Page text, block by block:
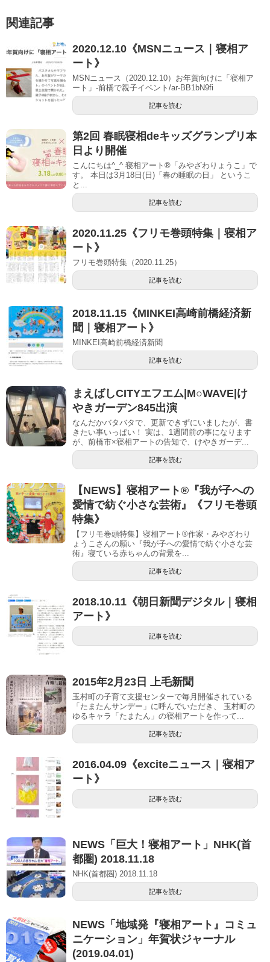
関連記事
2020.12.10《MSNニュース｜寝相ア
ート》
MSNニュース（2020.12.10）お年賀向けに「寝相ア
ート」-前橋で親子イベント/ar-BB1bN9fi
記事を読む
第2回 春眠寝相deキッズグランプリ本
日より開催
こんにちは^_^ 寝相アート®︎「みやざわりょうこ」で
す。 本日は3月18日(日)「春の睡眠の日」 というこ
と...
記事を読む
2020.11.25《フリモ巻頭特集｜寝相ア
ート》
フリモ巻頭特集（2020.11.25）
記事を読む
2018.11.15《MINKEI高崎前橋経済新
聞｜寝相アート》
MINKEI高崎前橋経済新聞
記事を読む
まえばしCITYエフエム|M○WAVE|け
やきガーデン845出演
なんだかバタバタで、更新できずにいましたが、書
きたい事いっぱい！ 実は、1週間前の事になります
が、前橋市×寝相アートの告知で、けやきガーデ...
記事を読む
【NEWS】寝相アート®︎『我が子への
愛情で紡ぐ小さな芸術』《フリモ巻頭
特集》
【フリモ巻頭特集】寝相アート®︎作家・みやざわり
ょうこさんの願い『我が子への愛情で紡ぐ小さな芸
術』寝ている赤ちゃんの背景を...
記事を読む
2018.10.11《朝日新聞デジタル｜寝相
アート》
記事を読む
2015年2月23日 上毛新聞
玉村町の子育て支援センターで毎月開催されている
「たまたんサンデー」に呼んでいただき、 玉村町の
ゆるキャラ「たまたん」の寝相アートを作って...
記事を読む
2016.04.09《exciteニュース｜寝相ア
ート》
記事を読む
NEWS「巨大！寝相アート」NHK(首
都圏) 2018.11.18
NHK(首都圏) 2018.11.18
記事を読む
NEWS「地域発『寝相アート』コミュ
ニケーション」年賀状ジャーナル
(2019.04.01)